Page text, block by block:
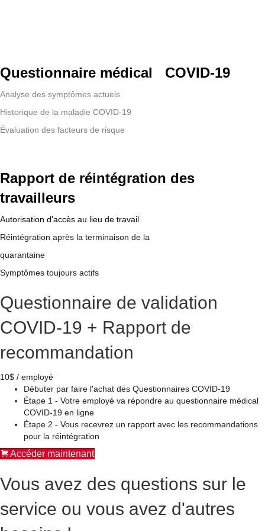
Questionnaire médical COVID-19
Analyse des symptômes actuels
Historique de la maladie COVID-19
Évaluation des facteurs de risque
Rapport de réintégration des
travailleurs
Autorisation d'accès au lieu de travail
Réintégration après la terminaison de la
quarantaine
Symptômes toujours actifs
Questionnaire de validation
COVID-19 + Rapport de
recommandation
10$ / employé
Débuter par faire l'achat des Questionnaires COVID-19
Étape 1 - Votre employé va répondre au questionnaire médical
COVID-19 en ligne
Étape 2 - Vous recevrez un rapport avec les recommandations
pour la réintégration
Accéder maintenant
Vous avez des questions sur le
service ou vous avez d'autres